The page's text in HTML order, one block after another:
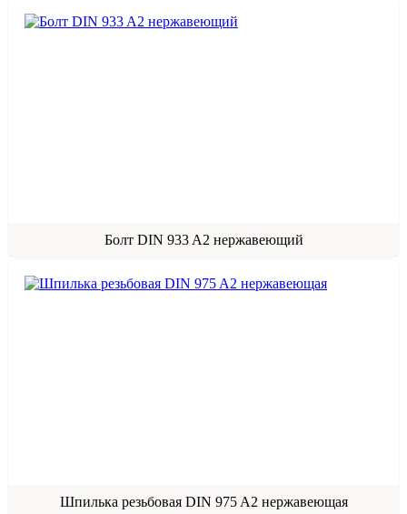
Болт DIN 933 A2 нержавеющий
Шпилька резьбовая DIN 975 A2 нержавеющая